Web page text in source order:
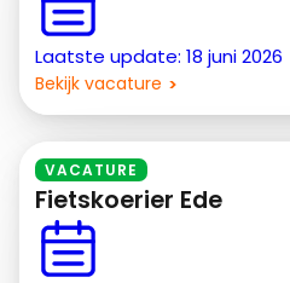
Laatste update: 18 juni 2026
Bekijk vacature
VACATURE
Fietskoerier Ede